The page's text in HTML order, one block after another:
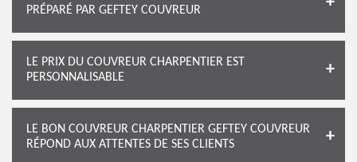
PRÉPARÉ PAR GEFTEY COUVREUR
LE PRIX DU COUVREUR CHARPENTIER EST
PERSONNALISABLE
LE BON COUVREUR CHARPENTIER GEFTEY COUVREUR
RÉPOND AUX ATTENTES DE SES CLIENTS